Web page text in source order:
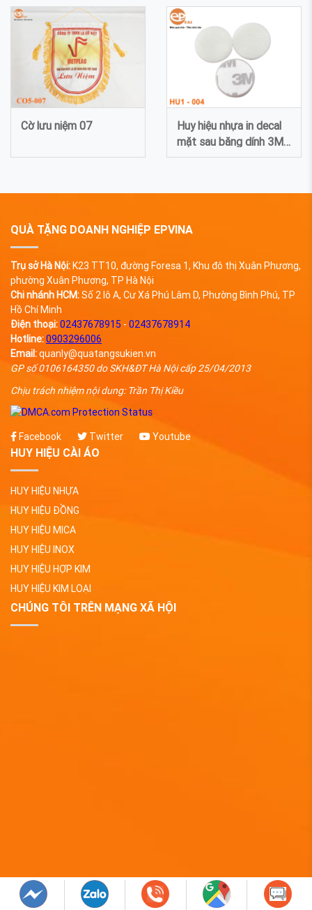
Cờ lưu niệm 07
Huy hiệu nhựa in decal
mặt sau băng dính 3M
004
QUÀ TẶNG DOANH NGHIỆP EPVINA
Trụ sở Hà Nội:K23 TT10, đường Foresa 1, Khu đô thị Xuân Phương,
phường Xuân Phương, TP Hà Nội
Chi nhánh HCM:Số 2 lô A, Cư Xá Phú Lâm D, Phường Bình Phú, TP
Hồ Chí Minh
Điện thoại:02437678915 - 02437678914
Hotline:0903296006
Email:quanly@quatangsukien.vn
GP số 0106164350 do SKH&ĐT Hà Nội cấp 25/04/2013
Chịu trách nhiệm nội dung: Trần Thị Kiều
Facebook Twitter Youtube
HUY HIỆU CÀI ÁO
HUY HIỆU NHỰA
HUY HIỆU ĐỒNG
HUY HIỆU MICA
HUY HIỆU INOX
HUY HIỆU HỢP KIM
HUY HIỆU KIM LOẠI
CHÚNG TÔI TRÊN MẠNG XÃ HỘI
Copyright 2019 © QUÀ TẶNG DOANH NGHIỆP EPVINA